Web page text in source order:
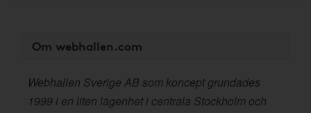
Om webhallen.com
Webhallen Sverige AB som koncept grundades
1999 i en liten lägenhet i centrala Stockholm och